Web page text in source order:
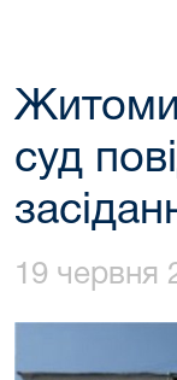
суд
19 червня